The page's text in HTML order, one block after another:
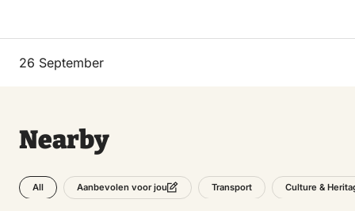
26 September
Nearby
All Aanbevolen voor jou Transport Culture &